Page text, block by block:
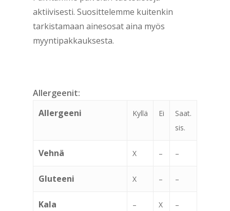
aktiivisesti. Suosittelemme kuitenkin
tarkistamaan ainesosat aina myös
myyntipakkauksesta.
Allergeenit:
Allergeeni
Kyllä Ei
Saat.
sis.
Vehnä X – –
Gluteeni X – –
Kala – X –